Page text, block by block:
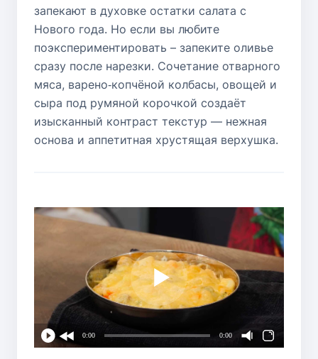
запекают в духовке остатки салата с
Нового года. Но если вы любите
поэкспериментировать – запеките оливье
сразу после нарезки. Сочетание отварного
мяса, варено‑копчёной колбасы, овощей и
сыра под румяной корочкой создаёт
изысканный контраст текстур — нежная
основа и аппетитная хрустящая верхушка.
0:00 0:00